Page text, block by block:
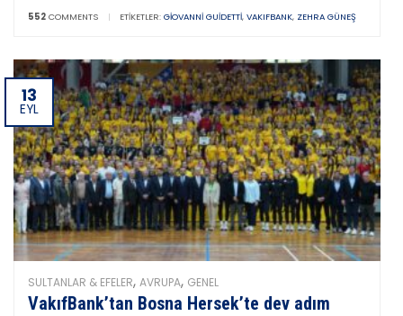
552 COMMENTS | ETIKETLER: GIOVANNI GUIDETTI, VAKIFBANK, ZEHRA GÜNEŞ
13
EYL
SULTANLAR & EFELER, AVRUPA, GENEL
VakıfBank’tan Bosna Hersek’te dev adım